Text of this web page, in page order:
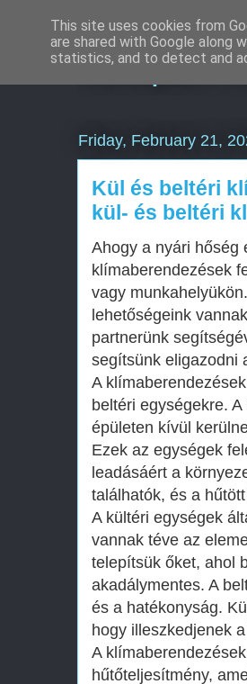
Komplex
Friday, February 21,
Kül és beltéri
kül- és beltéri
Ahogy a nyári hőség
klímaberendezések
vagy
lehetőségeink
partnerünk
segítsünk eligazodni
A
beltéri egységekre.
épületen kívül
Ezek az egységek
leadásáért a
találhatók, és a
A kültéri egységek
vannak téve az
telepítsük őket, ahol
akadálymentes. A
és a hatékonyság.
hogy illeszkedjenek
A
hűtőteljesítmény,
This site uses cookies from
are shared with Google along
statistics, and to detect and